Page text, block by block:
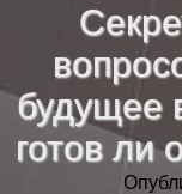
будущее
готов ли
Тренды
Рубрики»
»